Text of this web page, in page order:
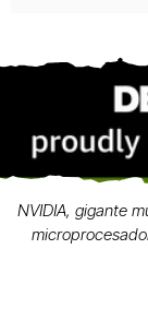
NVIDIA, gigante